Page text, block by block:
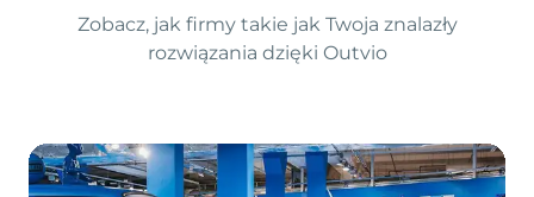
Zobacz, jak firmy takie jak Twoja znalazły
rozwiązania dzięki Outvio